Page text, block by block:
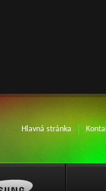
Hlavná stránka